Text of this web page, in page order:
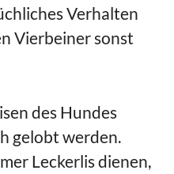
Verhalten
Vierbeiner sonst
des Hundes
gelobt werden.
Leckerlis dienen,